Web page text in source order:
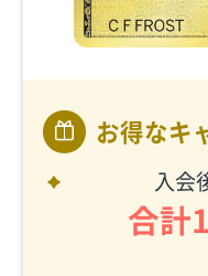
お得なキ
入会
合計